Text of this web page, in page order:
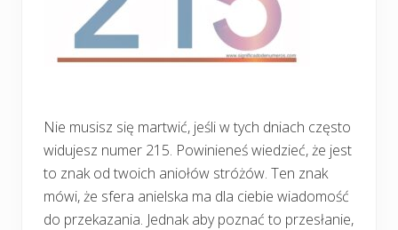
Nie musisz się martwić, jeśli w tych dniach często
widujesz numer 215. Powinieneś wiedzieć, że jest
to znak od twoich aniołów stróżów. Ten znak
mówi, że sfera anielska ma dla ciebie wiadomość
do przekazania. Jednak aby poznać to przesłanie,